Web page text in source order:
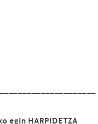
egin HARPIDETZA